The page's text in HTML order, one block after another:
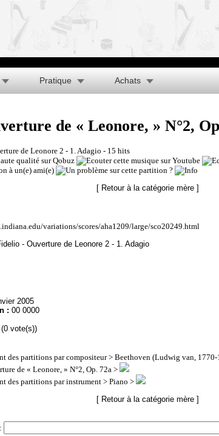
Pratique Achats
de « Leonore, » N°2,
de Leonore 2 - 1. Adagio - 15 hits
[ Retour à la catégorie mère ]
variations/scores/aha1209/large/sco20249.html
- Ouverture de Leonore 2 - 1. Adagio
2005
: 00 0000
(0 vote(s))
des partitions par compositeur> Beethoven (Ludwig van, 1770-
de « Leonore, » N°2, Op. 72a >
des partitions par instrument > Piano >
[ Retour à la catégorie mère ]